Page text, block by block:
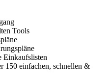
Tools
Einkaufslisten
150 einfachen, schnellen &